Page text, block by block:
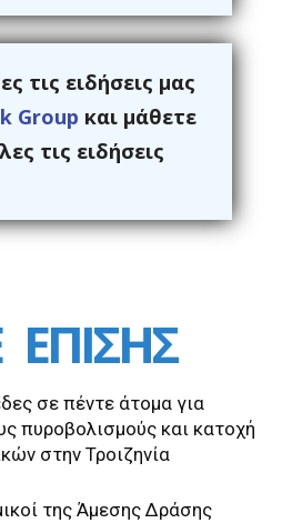
τις ειδήσεις μας
Group και μάθετε
τις ειδήσεις
ΕΠΙΣΗΣ
σε πέντε άτομα για
πυροβολισμούς και κατοχή
στην Τροιζηνία
της Άμεσης Δράσης